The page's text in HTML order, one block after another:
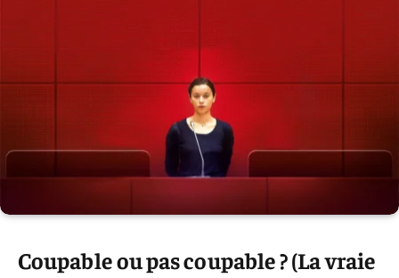
Coupable ou pas coupable ? (La vraie